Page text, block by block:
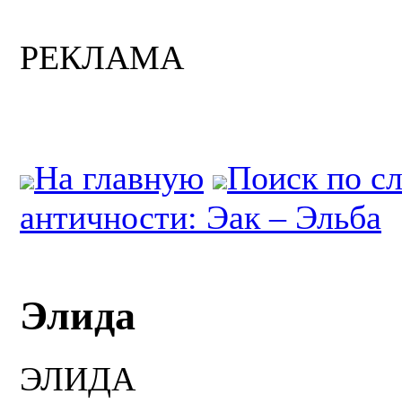
РЕКЛАМА
На главную
Поиск по
античности: Эак – Эльба
Элида
ЭЛИДА